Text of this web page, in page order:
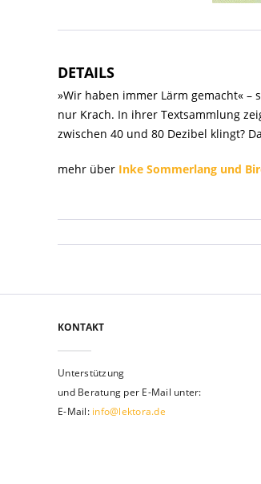
DETAILS
»Wir haben immer Lärm gemacht«
nur Krach. In ihrer Textsammlung
zwischen 40 und 80 Dezibel klingt?
mehr über Inke Sommerlang und
KONTAKT
Unterstützung
und Beratung per E-Mail unter:
E-Mail: info@lektora.de